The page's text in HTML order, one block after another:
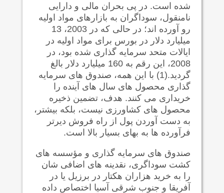
شده است. در پی بحران مالی و دارایی
نامنقول، سوداگران به بازارهای مواد اولیه
رو آورده اند؛ در حالی که در 2003، 13
میلیارد دلار در بورس برای مواد اولیه در
ایالات متحد سرمایه گذاری شده بود، در
2008، این رقم به 160 میلیارد دلار بالغ
گردید.(1) با این همه، صندوق های سرمایه
گذاری محصول های سال های آینده را
خریداری می کنند. هدف، تضمین ذخیره
محصول های کشاورزی نیست، بلکه بیشتر،
به دست آوردن پول از راه فروش دیرتر
فرآورده ها به بهای بسیار بالا است.
صندوق های سرمایه گذاری و مؤسسه های
کشت سوداگری، نقدینه های اضافی شان
را به خرید هزاران هکتار در برزیل یا در
آفریقا و جنوب شرقی آسیا اختصاص داده